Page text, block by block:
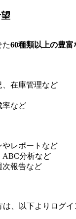
た60種類以上の豊
在庫管理など​
率など​
レポートなど​
分析など​
報告など​
、以下よりログイ